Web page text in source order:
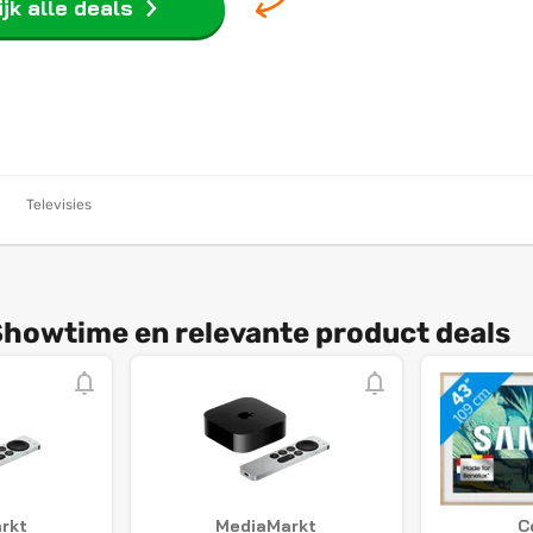
alle deals
Televisies
en relevante product deals
MediaMarkt